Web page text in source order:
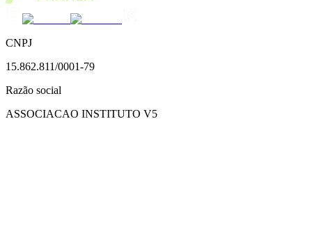
CNPJ
15.862.811/0001-79
Razão social
ASSOCIACAO INSTITUTO V5